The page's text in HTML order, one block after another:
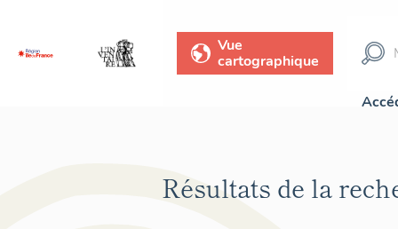
Vue
cartographique
Résultats de la